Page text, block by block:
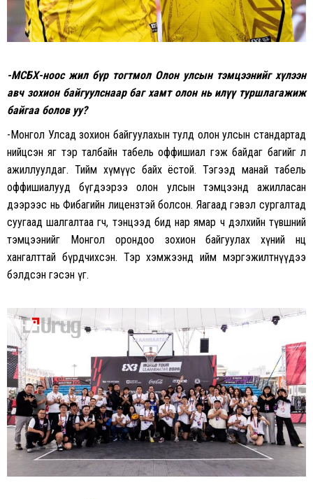
-МСБХ-ноос жил бүр тогтмол Олон улсын тэмцээнийг хүлээн
авч зохион байгуулснаар баг хамт олон нь илүү туршлагажиж
байгаа болов уу?
-Монгол Улсад зохион байгуулахын тулд олон улсын стандартад
нийцсэн яг тэр талбайн табель оффишиал гэж байдаг багийг л
ажиллуулдаг. Тийм хүмүүс байх ёстой. Тэгээд манай табель
оффишиалууд бүгдээрээ олон улсын тэмцээнд ажилласан
дээрээс нь Фибагийн лицензтэй болсон. Яагаад гэвэл сургалтад
суугаад шалгалтаа өгч, тэнцээд бид нар ямар ч дэлхийн түвшний
тэмцээнийг Монгол орондоо зохион байгуулах хүний нөөц
хангалттай бүрдчихсэн. Тэр хэмжээнд ийм мэргэжилтнүүдээ
бэлдсэн гэсэн үг.